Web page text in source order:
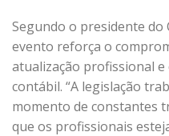
Segundo o presidente do
evento reforça o
atualização profissional
contábil. “A legislação
momento de constantes
que os profissionais